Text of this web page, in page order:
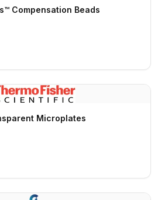
Compensation Beads
Microplates